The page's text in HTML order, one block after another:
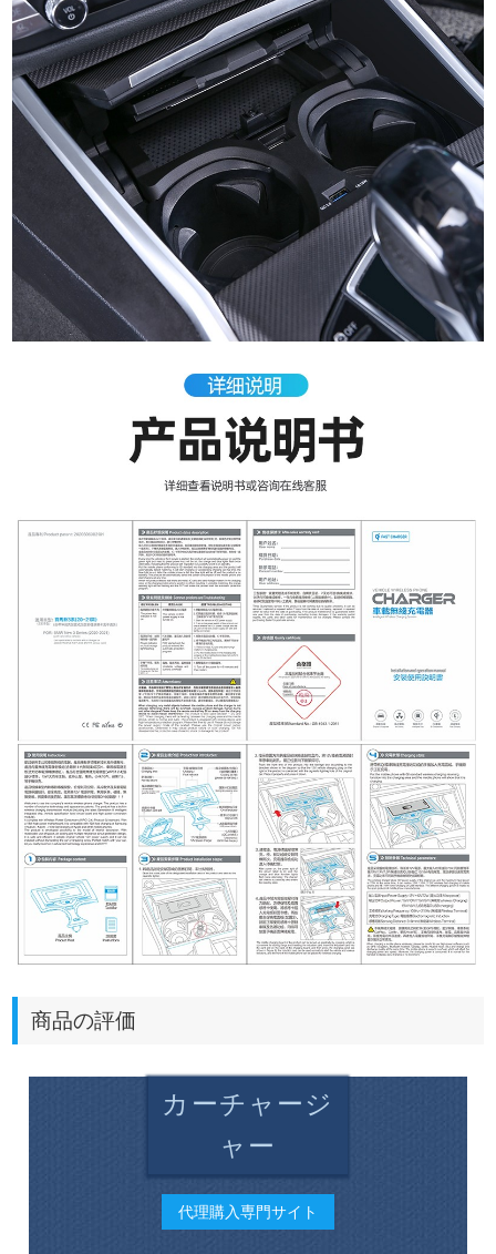
商品の評価
カーチャージ
ャー
代理購入専門サイト